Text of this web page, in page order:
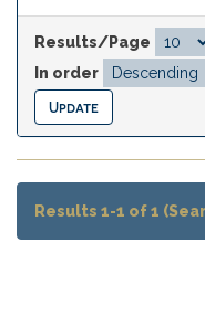
Results/Page
In order
Results 1-1 of 1